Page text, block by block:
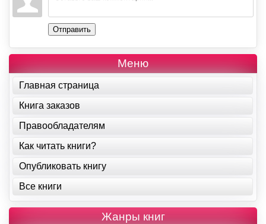
Отправить
Меню
Главная страница
Книга заказов
Правообладателям
Как читать книги?
Опубликовать книгу
Все книги
Жанры книг